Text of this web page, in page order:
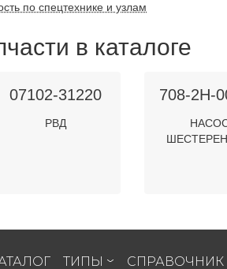
по спецтехнике и узлам
в каталоге
07102-31220
РВД
708-2H-
ТИПЫ СПРАВОЧНИК